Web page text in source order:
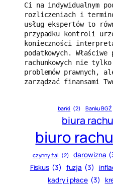
Ci na indywidualnym
rozliczeniach i
usług ekspertów to
przypadku kontroli
konieczności
podatkowych.
rachunkowych nie
problemów prawnych,
zarządzać finansami
banki (2) Banku BGŻ
biura
biuro
czynny żal (2) darowizna
Fiskus (3) fuzja (3)
kadry i płace (3)